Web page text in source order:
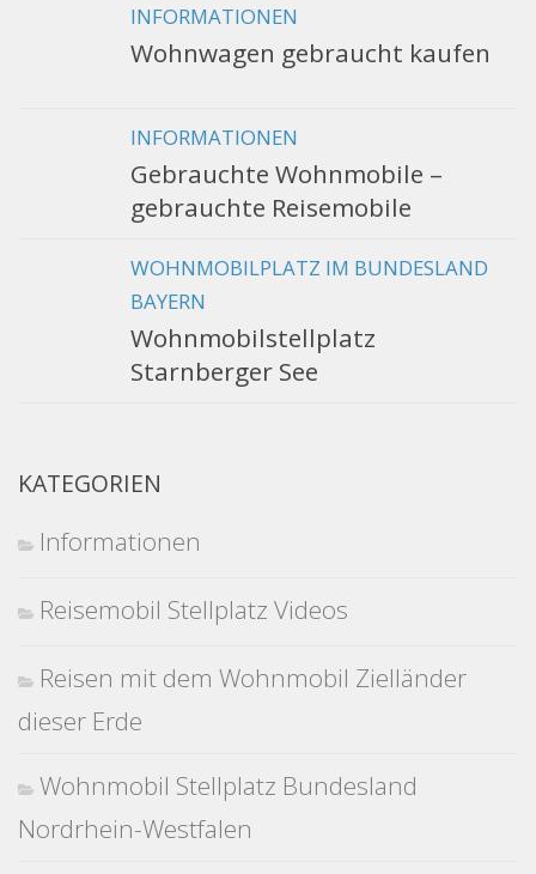
INFORMATIONEN
Wohnwagen gebraucht kaufen
INFORMATIONEN
Gebrauchte Wohnmobile –
gebrauchte Reisemobile
WOHNMOBILPLATZ IM BUNDESLAND
BAYERN
Wohnmobilstellplatz
Starnberger See
KATEGORIEN
Informationen
Reisemobil Stellplatz Videos
Reisen mit dem Wohnmobil Zielländer
dieser Erde
Wohnmobil Stellplatz Bundesland
Nordrhein-Westfalen